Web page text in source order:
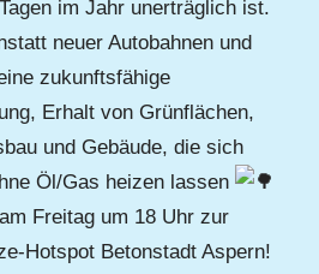
im Jahr unerträglich ist.
neuer Autobahnen und
zukunftsfähige
Erhalt von Grünflächen,
und Gebäude, die sich
Öl/Gas heizen lassen
Freitag um 18 Uhr zur
Hotspot Betonstadt Aspern!